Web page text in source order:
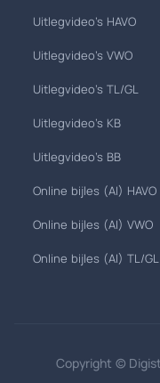
Uitlegvideo's HAVO
Uitlegvideo's VWO
Uitlegvideo's TL/GL
Uitlegvideo's KB
Uitlegvideo's BB
Online bijles (AI) HAVO
Online bijles (AI) VWO
Online bijles (AI) TL/GL
Copyright ©